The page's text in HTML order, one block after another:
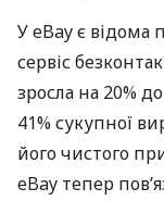
У eBay є відома
сервіс
зросла на 20%
41% сукупної
його чистого
eBay тепер